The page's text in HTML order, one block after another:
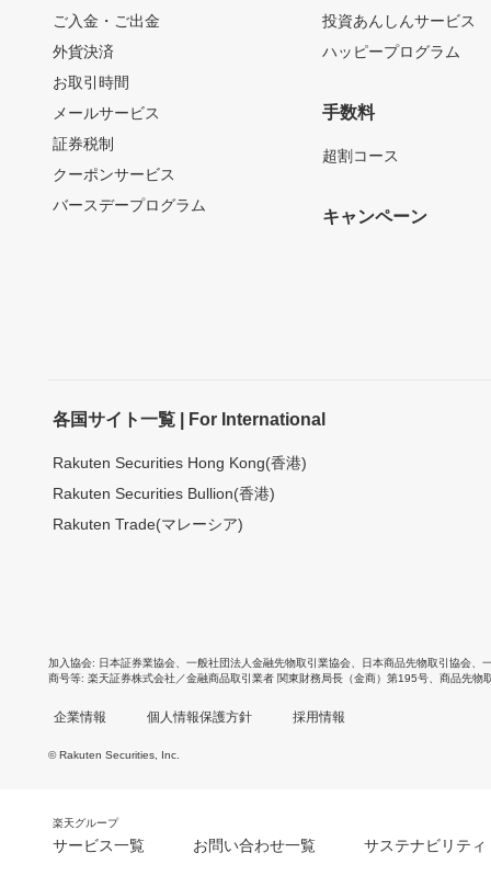
ご入金・ご出金
外貨決済
お取引時間
メールサービス
証券税制
クーポンサービス
バースデープログラム
投資あんしんサービス
ハッピープログラム
手数料
超割コース
キャンペーン
各国サイト一覧 | For International
Rakuten Securities Hong Kong(香港)
Rakuten Securities Bullion(香港)
Rakuten Trade(マレーシア)
加入協会 日本証券業協会 一般社団法人金融先物取引業協会 日本商品先物取引協会
商号等 楽天証券株式会社／金融商品取引業者 関東財務局長（金商）第195号、商品先物
企業情報 個人情報保護方針 採用情報
© Rakuten Securities, Inc.
楽天グループ
サービス一覧 お問い合わせ一覧 サステナビリティ